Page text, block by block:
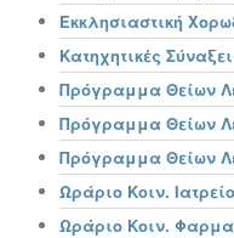
Εκκλησιαστική
Κατηχητικές
Πρόγραμμα Θείων
Πρόγραμμα Θείων
Πρόγραμμα Θείων
Ωράριο Κοιν.
Ωράριο Κοιν.